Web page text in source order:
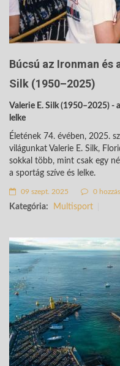
Búcsú az Ironman és
Silk (1950–2025)
Valerie E. Silk (1950–2025) -
lelke
Életének 74. évében, 2025.
világunkat Valerie E. Silk,
sokkal több, mint csak egy
a sportág szíve és lelke.
09 szept. 2025 0
Kategória: Multisport